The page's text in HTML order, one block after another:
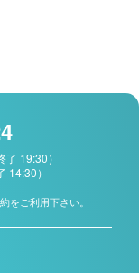
19:30）
）
をご利用下さい。